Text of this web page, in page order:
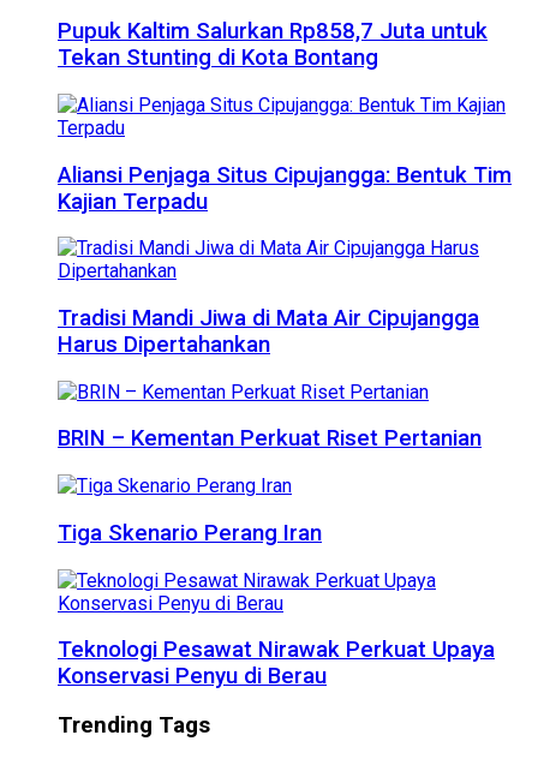
Pupuk Kaltim Salurkan Rp858,7 Juta untuk
Tekan Stunting di Kota Bontang
Aliansi Penjaga Situs Cipujangga: Bentuk Tim
Kajian Terpadu
Tradisi Mandi Jiwa di Mata Air Cipujangga
Harus Dipertahankan
BRIN – Kementan Perkuat Riset Pertanian
Tiga Skenario Perang Iran
Teknologi Pesawat Nirawak Perkuat Upaya
Konservasi Penyu di Berau
Trending Tags